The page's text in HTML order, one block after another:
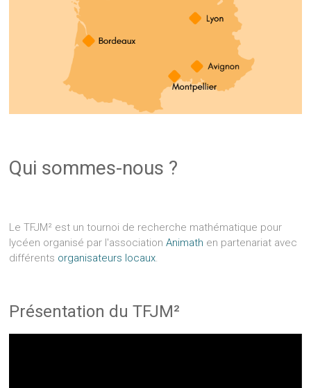
Qui sommes-nous ?
Le TFJM² est un tournoi de recherche mathématique pour
lycéen organisé par l'associationAnimath en partenariat avec
différents organisateurs locaux.
Présentation du TFJM²